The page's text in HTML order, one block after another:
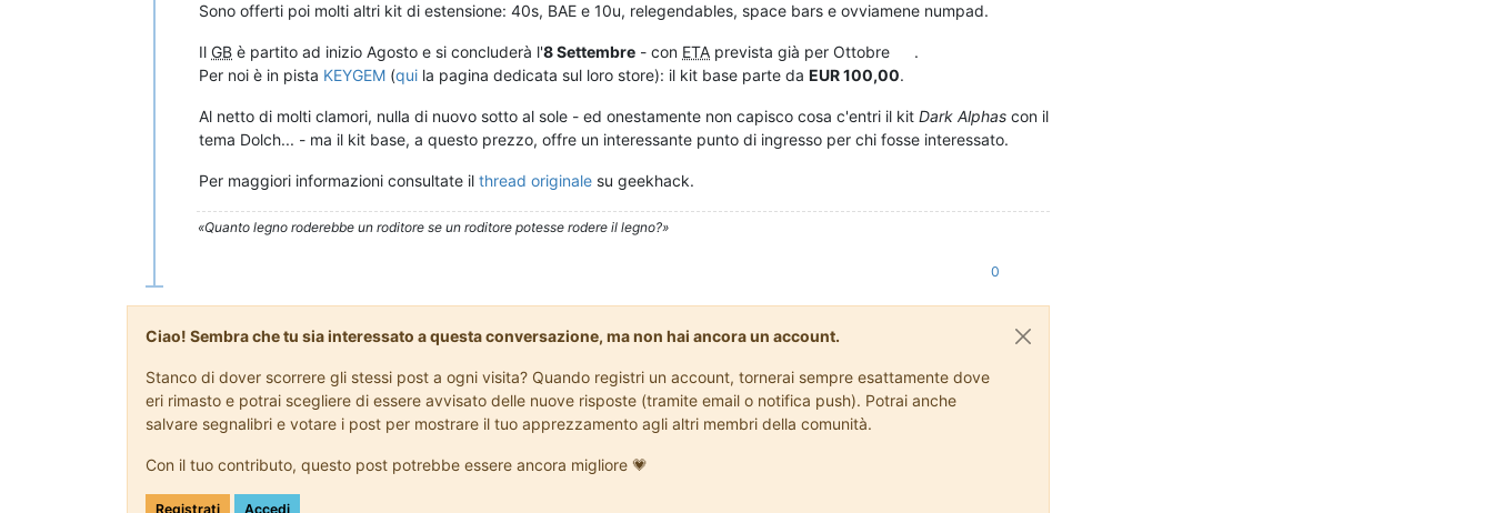
Sono offerti poi molti altri kit di estensione: 40s, BAE e 10u, relegendables, space bars e ovviamene numpad.
Il GB è partito ad inizio Agosto e si concluderà l'8 Settembre - con ETA prevista già per Ottobre
.
Per noi è in pista KEYGEM (qui la pagina dedicata sul loro store): il kit base parte da EUR 100,00.
Al netto di molti clamori, nulla di nuovo sotto al sole - ed onestamente non capisco cosa c'entri il kit Dark Alphas con il
tema Dolch... - ma il kit base, a questo prezzo, offre un interessante punto di ingresso per chi fosse interessato.
Per maggiori informazioni consultate il thread originale su geekhack.
«Quanto legno roderebbe un roditore se un roditore potesse rodere il legno?»
0
Ciao! Sembra che tu sia interessato a questa conversazione, ma non hai ancora un account.
Stanco di dover scorrere gli stessi post a ogni visita? Quando registri un account, tornerai sempre esattamente dove
eri rimasto e potrai scegliere di essere avvisato delle nuove risposte (tramite email o notifica push). Potrai anche
salvare segnalibri e votare i post per mostrare il tuo apprezzamento agli altri membri della comunità.
Con il tuo contributo, questo post potrebbe essere ancora migliore 💗
Registrati Accedi